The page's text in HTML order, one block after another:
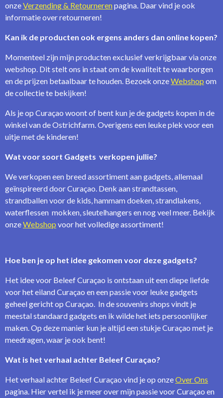
onzeVerzending & Retournerenpagina. Daar vind je ook
informatie over retourneren!
Kan ik de producten ook ergens anders dan online kopen?
Momenteel zijn mijn producten exclusief verkrijgbaar via onze
webshop. Dit stelt ons in staat om de kwaliteit te waarborgen
en de prijzen betaalbaar te houden. Bezoek onzeWebshop om
de collectie te bekijken!
Als je op Curaçao woont of bent kun je de gadgets kopen in de
winkel van de Ostrichfarm. Overigens een leuke plek voor een
uitje met de kinderen!
Wat voor soort Gadgets verkopen jullie?
We verkopen een breed assortiment aan gadgets, allemaal
geïnspireerd door Curaçao. Denk aan strandtassen,
strandballen voor de kids, hammam doeken, strandlakens,
waterflessen mokken, sleutelhangers en nog veel meer. Bekijk
onzeWebshop voor het volledige assortiment!
Hoe ben je op het idee gekomen voor deze gadgets?
Het idee voor Beleef Curaçao is ontstaan uit een diepe liefde
voor het eiland Curaçao en een passie voor leuke gadgets
geheel gericht op Curaçao. In de souvenirs shops vindt je
meestal standaard gadgets en ik wilde het iets persoonlijker
maken. Op deze manier kun je altijd een stukje Curaçao met je
meedragen, waar je ook bent!
Wat is het verhaal achter Beleef Curaçao?
Het verhaal achter Beleef Curaçao vind je op onzeOver Ons
pagina. Hier vertel ik je meer over mijn passie voor Curaçao en